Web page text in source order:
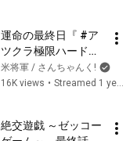
運命の最終日『 #ア
ツクラ極限ハードコ
ア 』【マイクラ、ア
ツクラ】
米将軍 / さんちゃんく!
16K views • Streamed 1 year ago
絶交遊戯 ～ゼッコー